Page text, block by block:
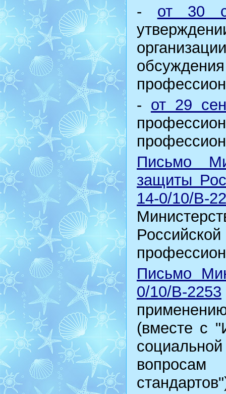
- от 30
- от 29
Письмо
защиты
14-0/10/В-
Письмо
0/10/В-2253
(вместе с
вопросам